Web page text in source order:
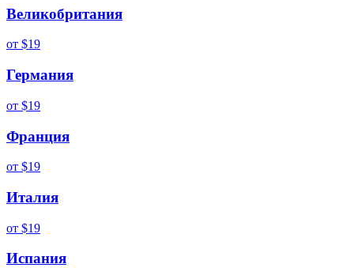
Великобритания
от $19
Германия
от $19
Франция
от $19
Италия
от $19
Испания